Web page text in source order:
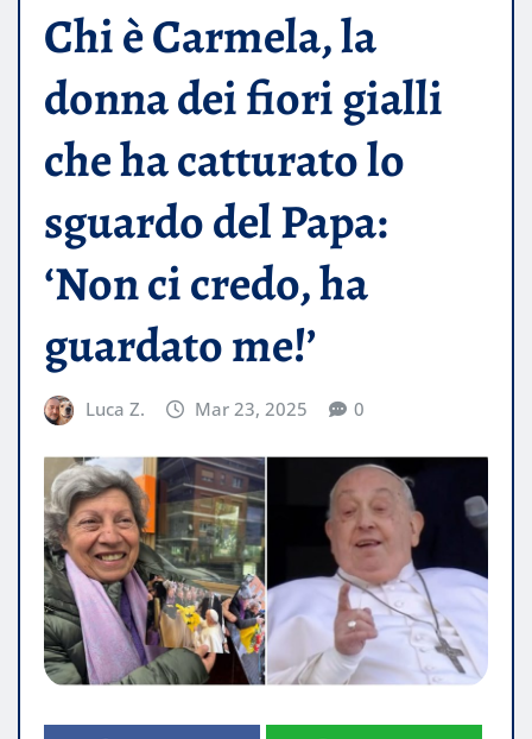
Chi è Carmela, la
donna dei fiori gialli
che ha catturato lo
sguardo del Papa:
‘Non ci credo, ha
guardato me!’
Luca Z. Mar 23, 2025 0